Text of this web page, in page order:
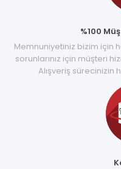
%100
Memnuniyetiniz bizim için
sorunlarınız için müşteri
Alışveriş sürecinizin